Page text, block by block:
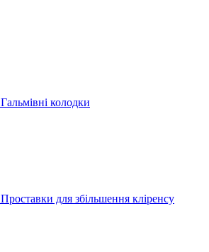
Гальмівні колодки
Проставки для збільшення кліренсу